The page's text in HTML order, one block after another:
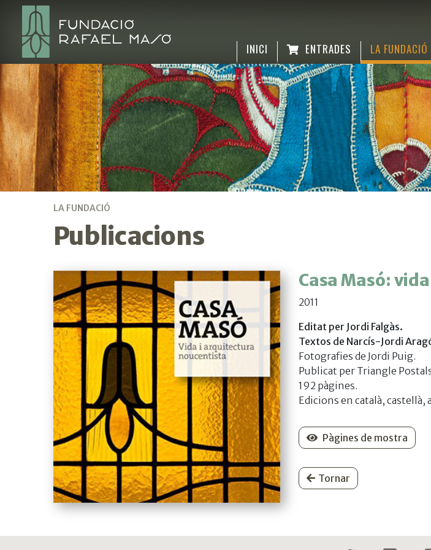
INICI ENTRADES LA FUNDACIÓ
LA FUNDACIÓ
Publicacions
Casa Masó:
2011
Editat per Jordi Falgàs.
Textos de Narcís-Jordi
Fotografies de Jordi Puig.
Publicat per Triangle
192 pàgines.
Edicions en català, castellà,
Pàgines de mostra
Tornar